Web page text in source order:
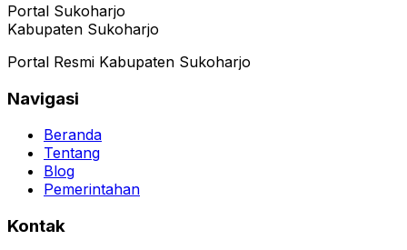
Portal Sukoharjo
Kabupaten Sukoharjo
Portal Resmi Kabupaten Sukoharjo
Navigasi
Beranda
Tentang
Blog
Pemerintahan
Kontak